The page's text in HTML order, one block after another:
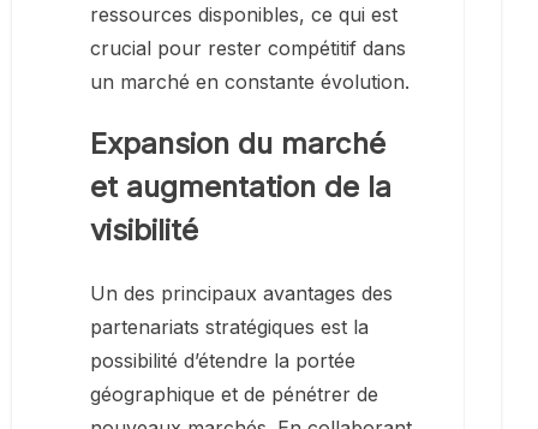
ressources disponibles, ce qui est
crucial pour rester compétitif dans
un marché en constante évolution.
Expansion du marché
et augmentation de la
visibilité
Un des principaux avantages des
partenariats stratégiques est la
possibilité d’étendre la portée
géographique et de pénétrer de